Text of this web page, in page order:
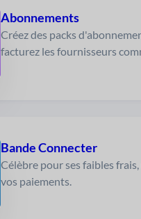
Abonnements
Créez des packs
facturez les fournisseurs
Bande Connecter
Célèbre pour ses faibles
vos paiements.